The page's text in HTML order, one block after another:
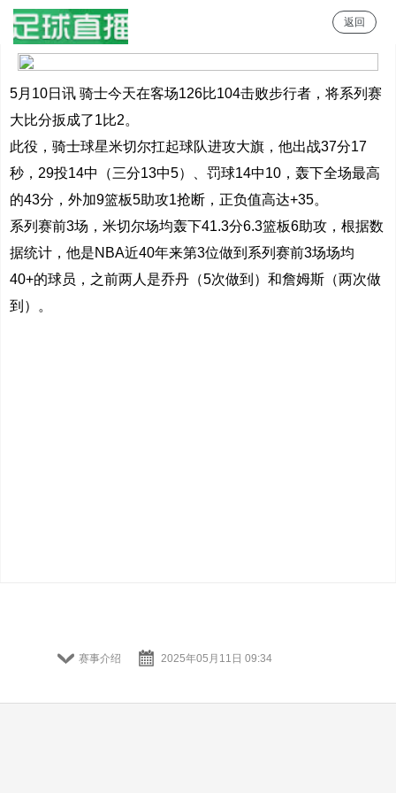
足球直播
返回
5月10日讯 骑士今天在客场126比104击败步行者，将系列赛
大比分扳成了1比2。
此役，骑士球星米切尔扛起球队进攻大旗，他出战37分17
秒，29投14中（三分13中5）、罚球14中10，轰下全场最高
的43分，外加9篮板5助攻1抢断，正负值高达+35。
系列赛前3场，米切尔场均轰下41.3分6.3篮板6助攻，根据数
据统计，他是NBA近40年来第3位做到系列赛前3场场均
40+的球员，之前两人是乔丹（5次做到）和詹姆斯（两次做
到）。
赛事介绍 2025年05月11日 09:34